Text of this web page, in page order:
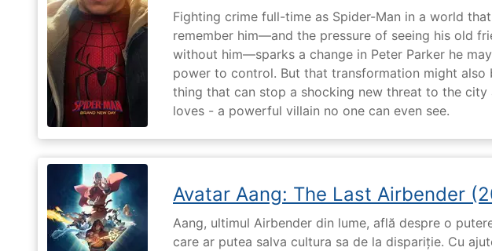
Fighting crime full-time as Spider-Man in a world
remember him—and the pressure of seeing his old
without him—sparks a change in Peter Parker he
power to control. But that transformation might also
thing that can stop a shocking new threat to the city
loves - a powerful villain no one can even see.
Avatar Aang: The Last Airbender
Aang, ultimul Airbender din lume, află despre o
care ar putea salva cultura sa de la dispariție. Cu